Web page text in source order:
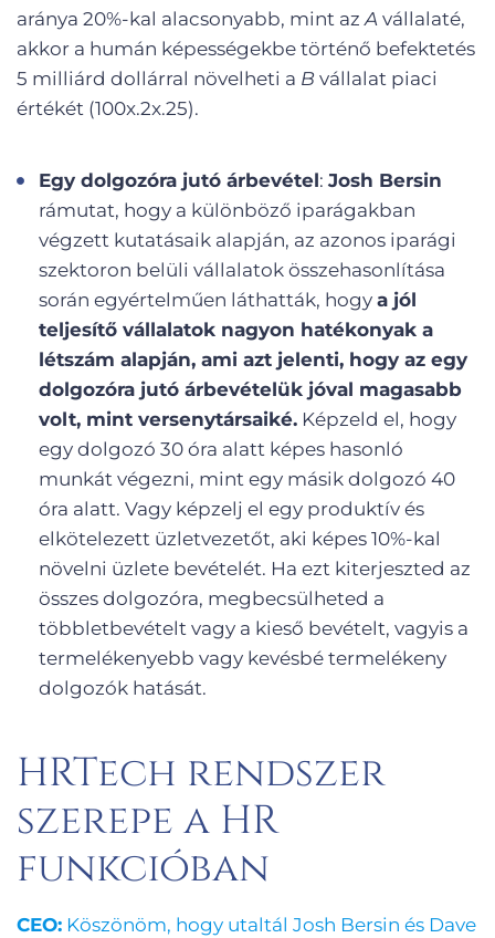
aránya 20%-kal alacsonyabb, mint azA vállalaté,
akkor a humán képességekbe történő befektetés
5 milliárd dollárral növelheti a B vállalat piaci
értékét (100x.2x.25).
Egy dolgozóra jutó árbevétel: Josh Bersin
rámutat, hogy a különböző iparágakban
végzett kutatásaik alapján, az azonos iparági
szektoron belüli vállalatok összehasonlítása
során egyértelműen láthatták, hogy a jól
teljesítő vállalatok nagyon hatékonyak a
létszám alapján, ami azt jelenti, hogy az egy
dolgozóra jutó árbevételük jóval magasabb
volt, mint versenytársaiké. Képzeld el, hogy
egy dolgozó 30 óra alatt képes hasonló
munkát végezni, mint egy másik dolgozó 40
óra alatt. Vagy képzelj el egy produktív és
elkötelezett üzletvezetőt, aki képes 10%-kal
növelni üzlete bevételét. Ha ezt kiterjeszted az
összes dolgozóra, megbecsülheted a
többletbevételt vagy a kieső bevételt, vagyis a
termelékenyebb vagy kevésbé termelékeny
dolgozók hatását.
HRTech rendszer
szerepe a HR
funkcióban
CEO: Köszönöm, hogy utaltál Josh Bersin és Dave